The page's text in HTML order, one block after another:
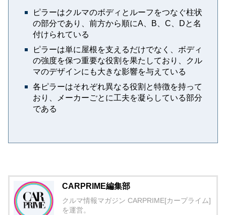
ピラーはクルマのボディとルーフをつなぐ柱状
の部分であり、前方から順にA、B、C、Dと名
付けられている
ピラーは単に屋根を支えるだけでなく、ボディ
の強度を保つ重要な役割を果たしており、クル
マのデザインにも大きな影響を与えている
各ピラーはそれぞれ異なる役割と特徴を持って
おり、メーカーごとに工夫を凝らしている部分
である
CARPRIME編集部
クルマ情報マガジン CARPRIME[カープライム]
を運営。